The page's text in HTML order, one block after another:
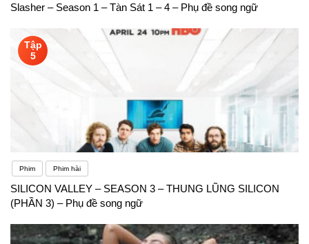
Slasher – Season 1 – Tàn Sát 1 – 4 – Phụ đề song ngữ
Tập
5
Phim Phim hài
SILICON VALLEY – SEASON 3 – THUNG LŨNG SILICON
(PHẦN 3) – Phụ đề song ngữ